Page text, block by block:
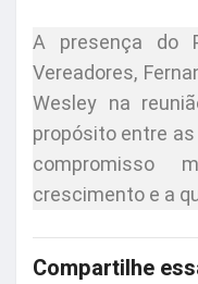
A presença do
Vereadores,
Wesley na
propósito entre
compromisso
crescimento e a
Compartilhe